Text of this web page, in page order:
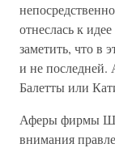
отнеслась к
заметить, что в
и не последней.
Балетты или
Аферы фирмы
внимания